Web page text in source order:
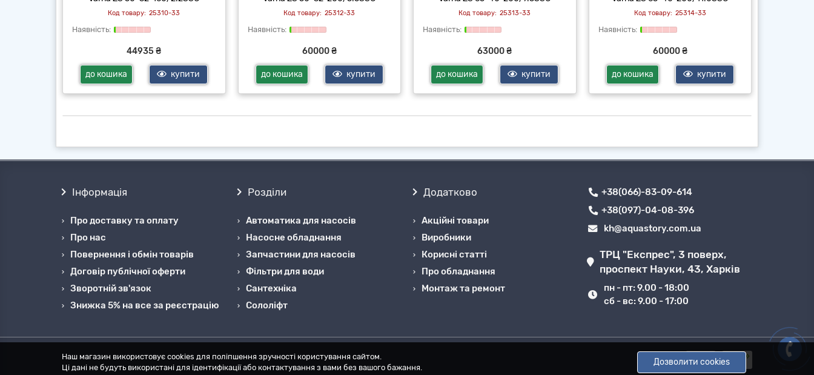
25310-33
44935 ₴
до кошика купити
25312-33
60000 ₴
до кошика купити
25313-33
63000 ₴
до кошика купити
25314-33
60000 ₴
до кошика купити
Наш магазин використовує cookies для поліпшення зручності користування сайтом.
Ці дані не будуть використані для ідентифікації або контактування з вами без вашого бажання.
Дозволити cookies
Інформація
Про доставку та оплату
Про нас
Повернення і обмін товарів
Договір публічної оферти
Зворотній зв'язок
Знижка 5% на все за реєстрацію
Розділи
Автоматика для насосів
Насосне обладнання
Запчастини для насосів
Фільтри для води
Сантехніка
Cололіфт
Додатково
Акційні товари
Виробники
Корисні статті
Про обладнання
Монтаж та ремонт
+38(066)-83-09-614
+38(097)-04-08-396
kh@aquastory.com.ua
ТРЦ "Експрес", 3 поверх,
проспект Науки, 43, Харків
пн - пт: 9.00 - 18:00
сб - вс: 9.00 - 17:00